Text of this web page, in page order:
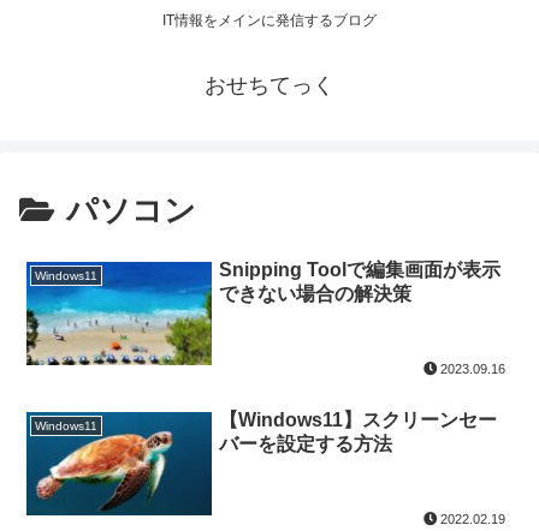
IT情報をメインに発信するブログ
おせちてっく
パソコン
Windows11
Snipping Toolで編集画面が表示
できない場合の解決策
2023.09.16
Windows11
【Windows11】スクリーンセー
バーを設定する方法
2022.02.19